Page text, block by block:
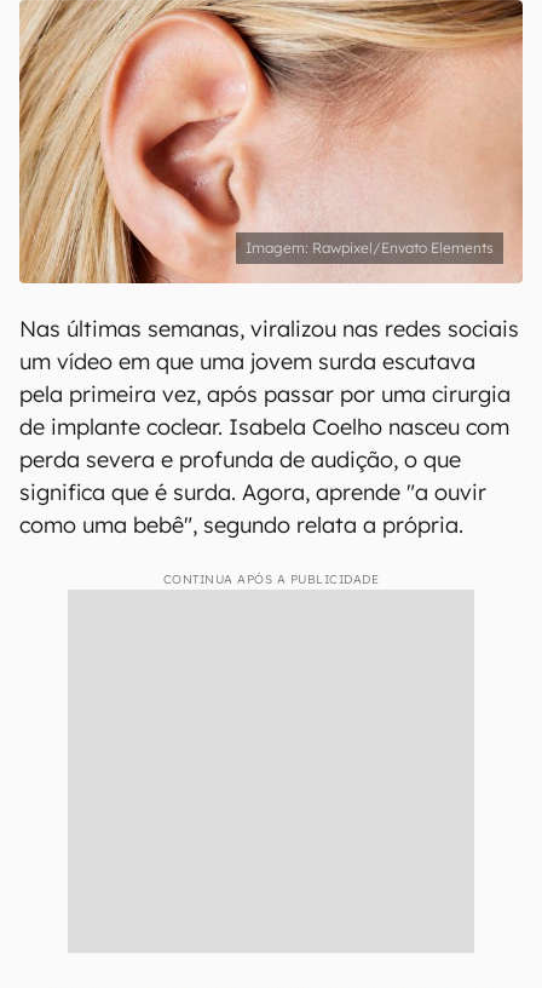
Uso e Política de Privacidade do Canaltech.
Rawpixel/Envato Elements
Nas últimas semanas, viralizou nas redes sociais
um vídeo em que uma jovem surda escutava
pela primeira vez, após passar por uma cirurgia
de implante coclear. Isabela Coelho nasceu com
perda severa e profunda de audição, o que
significa que é surda. Agora, aprende "a ouvir
como uma bebê", segundo relata a própria.
CONTINUA APÓS A PUBLICIDADE